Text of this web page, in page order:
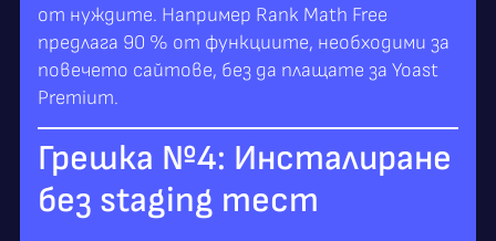
от нуждите. Например Rank Math Free
предлага 90 % от функциите, необходими за
повечето сайтове, без да плащате за Yoast
Premium.
Грешка №4: Инсталиране
без staging тест